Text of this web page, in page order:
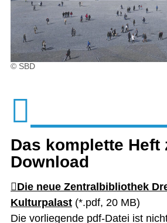
© SBD
Das komplette Heft
Download
Die neue Zentralbibliothek
Kulturpalast (*.pdf, 20 MB)
Die vorliegende pdf-Datei ist